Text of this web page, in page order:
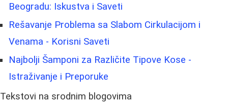
Beogradu: Iskustva i Saveti
Rešavanje Problema sa Slabom Cirkulacijom i
Venama - Korisni Saveti
Najbolji Šamponi za Različite Tipove Kose -
Istraživanje i Preporuke
Tekstovi na srodnim blogovima